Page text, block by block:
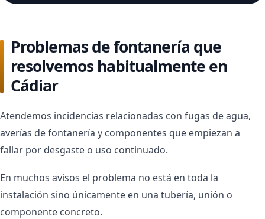
Problemas de fontanería que
resolvemos habitualmente en
Cádiar
Atendemos incidencias relacionadas con fugas de agua,
averías de fontanería y componentes que empiezan a
fallar por desgaste o uso continuado.
En muchos avisos el problema no está en toda la
instalación sino únicamente en una tubería, unión o
componente concreto.